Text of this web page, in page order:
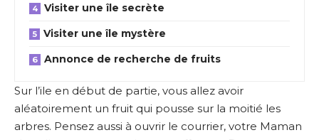
Visiter une île secrète
Visiter une île mystère
Annonce de recherche de fruits
Sur l’ile en début de partie, vous allez avoir
aléatoirement un fruit qui pousse sur la moitié les
arbres. Pensez aussi à ouvrir le courrier, votre Maman